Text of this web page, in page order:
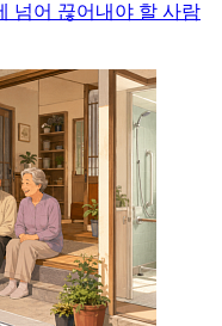
넘어 끊어내야 할 사람